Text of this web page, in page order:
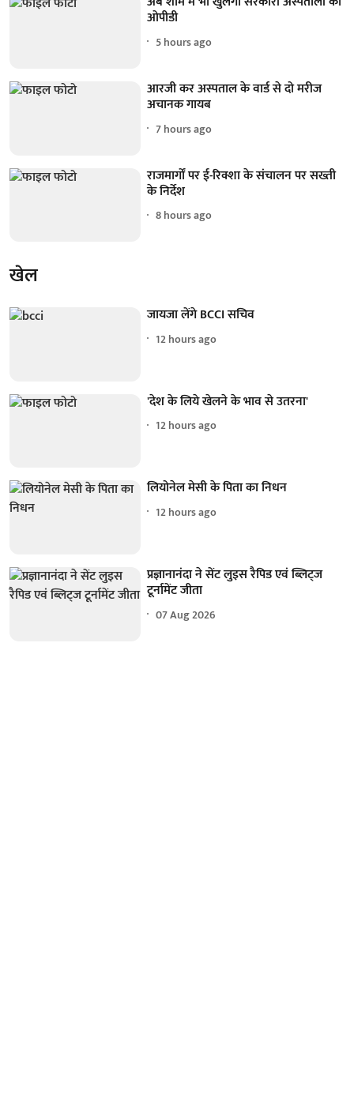
ओपीडी
5 hours ago
आरजी कर अस्पताल के वार्ड से दो मरीज
अचानक गायब
7 hours ago
राजमार्गों पर ई-रिक्शा के संचालन पर सख्ती
के निर्देश
8 hours ago
खेल
जायजा लेंगे BCCI सचिव
12 hours ago
'देश के लिये खेलने के भाव से उतरना'
12 hours ago
लियोनेल मेसी के पिता का निधन
12 hours ago
प्रज्ञानानंदा ने सेंट लुइस रैपिड एवं ब्लिट्ज
टूर्नामेंट जीता
07 Aug 2026